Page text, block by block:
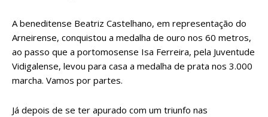
A beneditense Beatriz Castelhano, em representação do
Arneirense, conquistou a medalha de ouro nos 60 metros,
ao passo que a portomosense Isa Ferreira, pela Juventude
Vidigalense, levou para casa a medalha de prata nos 3.000
marcha. Vamos por partes.
Já depois de se ter apurado com um triunfo nas